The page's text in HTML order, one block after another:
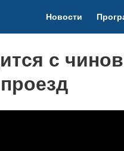
Новости
с